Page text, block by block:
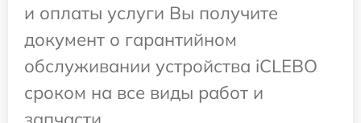
и оплаты услуги Вы получите
документ о гарантийном
обслуживании устройства iCLEBO
сроком на все виды работ и